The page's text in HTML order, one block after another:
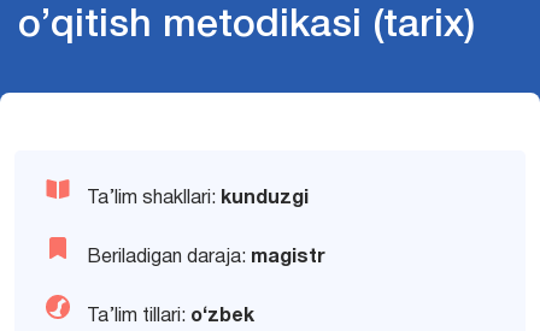
o’qitish metodikasi (tarix)
Ta’lim shakllari: kunduzgi
Beriladigan daraja: magistr
Ta’lim tillari: o‘zbek